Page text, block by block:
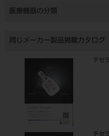
医療機器の分類
同じメーカー製品掲載カタログ
テセ
テセ